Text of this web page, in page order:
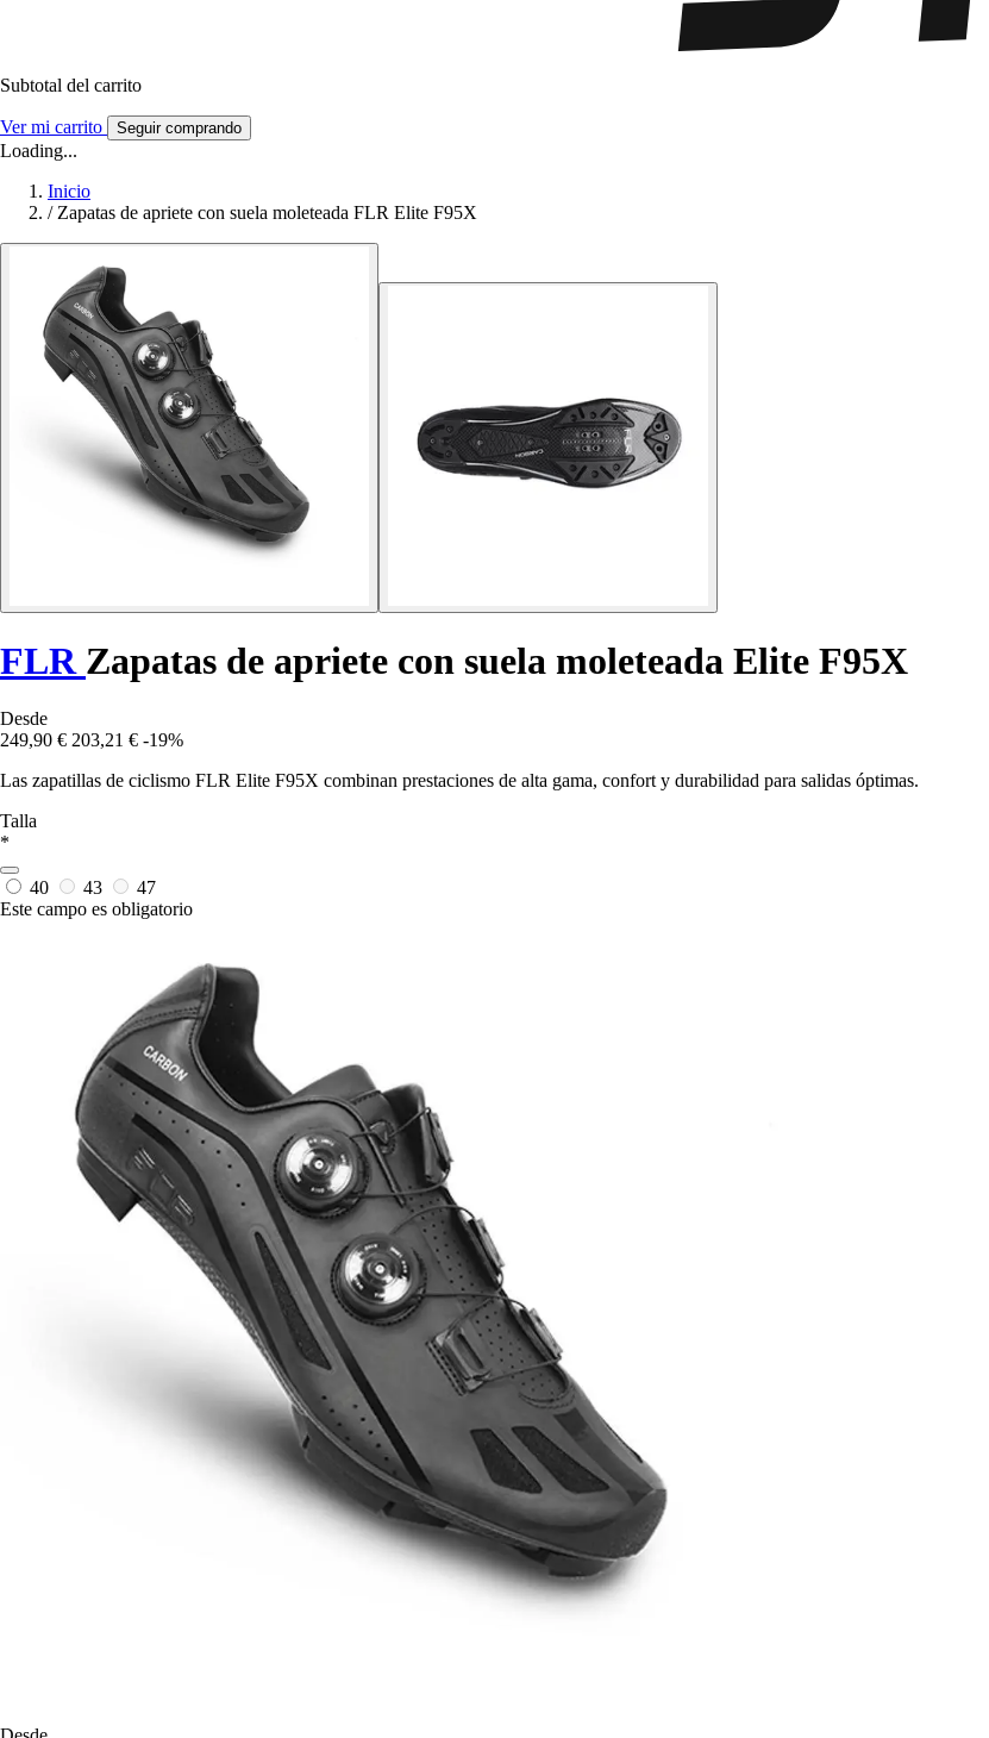
Subtotal del carrito
Ver mi carrito Seguir comprando
Loading...
Inicio
/ Zapatas de apriete con suela moleteada FLR Elite F95X
FLR Zapatas de apriete con suela moleteada Elite F95X
Desde
249,90 € 203,21 € -19%
Las zapatillas de ciclismo FLR Elite F95X combinan prestaciones de alta gama, confort y durabilidad para salidas óptimas.
Talla
*
40 43
47
Este campo es obligatorio